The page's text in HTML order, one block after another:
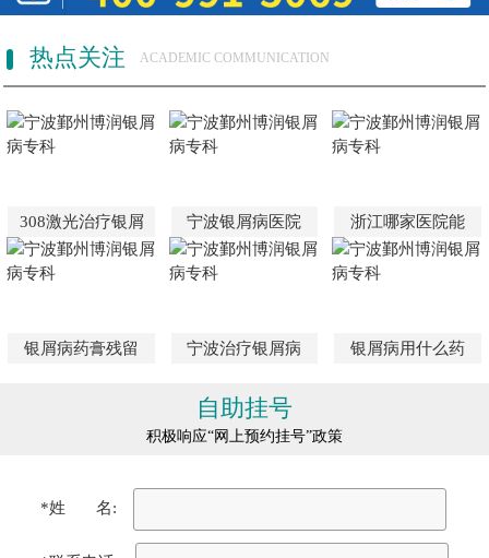
热点关注 ACADEMIC COMMUNICATION
308激光治疗银屑 宁波银屑病医院 浙江哪家医院能
银屑病药膏残留 宁波治疗银屑病 银屑病用什么药
自助挂号
积极响应“网上预约挂号”政策
*姓 名: